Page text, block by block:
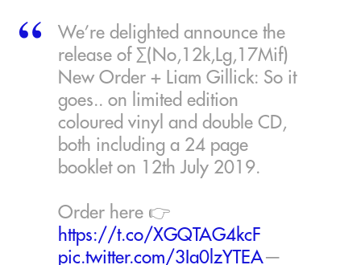
We’re delighted announce the
release of ∑(No,12k,Lg,17Mif)
New Order + Liam Gillick: So it
goes.. on limited edition
coloured vinyl and double CD,
both including a 24 page
booklet on 12th July 2019.
Order here 👉
https://t.co/XGQTAG4kcF
pic.twitter.com/3Ia0lzYTEA—